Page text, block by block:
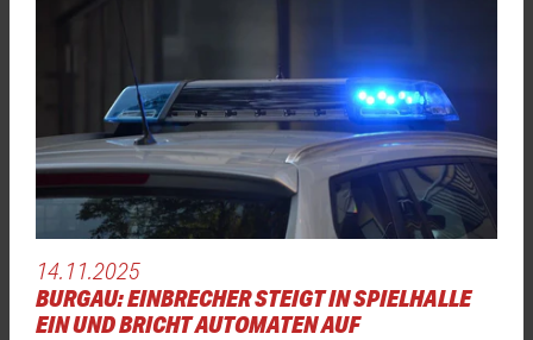
14.11.2025
BURGAU: EINBRECHER STEIGT IN SPIELHALLE
EIN UND BRICHT AUTOMATEN AUF